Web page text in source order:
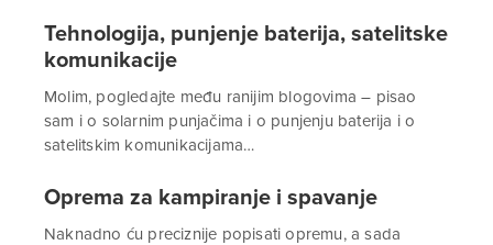
Tehnologija, punjenje baterija, satelitske
komunikacije
Molim, pogledajte među ranijim blogovima – pisao
sam i o solarnim punjačima i o punjenju baterija i o
satelitskim komunikacijama…
Oprema za kampiranje i spavanje
Naknadno ću preciznije popisati opremu, a sada